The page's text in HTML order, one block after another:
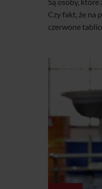
Czy fakt, że na
czerwone